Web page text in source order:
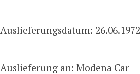
Auslieferungsdatum: 26.06.1972
Auslieferung an: Modena Car